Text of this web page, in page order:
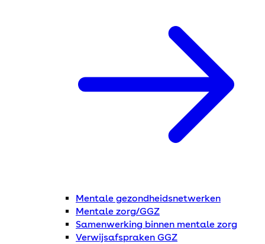
Mentale gezondheidsnetwerken
Mentale zorg/GGZ
Samenwerking binnen mentale zorg
Verwijsafspraken GGZ